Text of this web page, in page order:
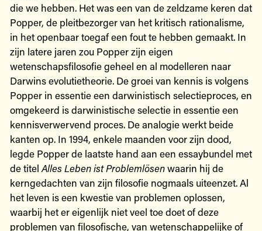
die we hebben. Het was een van de zeldzame keren dat
Popper, de pleitbezorger van het kritisch rationalisme,
in het openbaar toegaf een fout te hebben gemaakt. In
zijn latere jaren zou Popper zijn eigen
wetenschapsfilosofie geheel en al modelleren naar
Darwins evolutietheorie. De groei van kennis is volgens
Popper in essentie een darwinistisch selectieproces, en
omgekeerd is darwinistische selectie in essentie een
kennisverwervend proces. De analogie werkt beide
kanten op. In 1994, enkele maanden voor zijn dood,
legde Popper de laatste hand aan een essaybundel met
de titel Alles Leben ist Problemlösenwaarin hij de
kerngedachten van zijn filosofie nogmaals uiteenzet. Al
het leven is een kwestie van problemen oplossen,
waarbij het er eigenlijk niet veel toe doet of deze
problemen van filosofische, van wetenschappelijke of